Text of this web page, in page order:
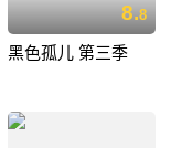
8.8
黑色孤儿 第三季